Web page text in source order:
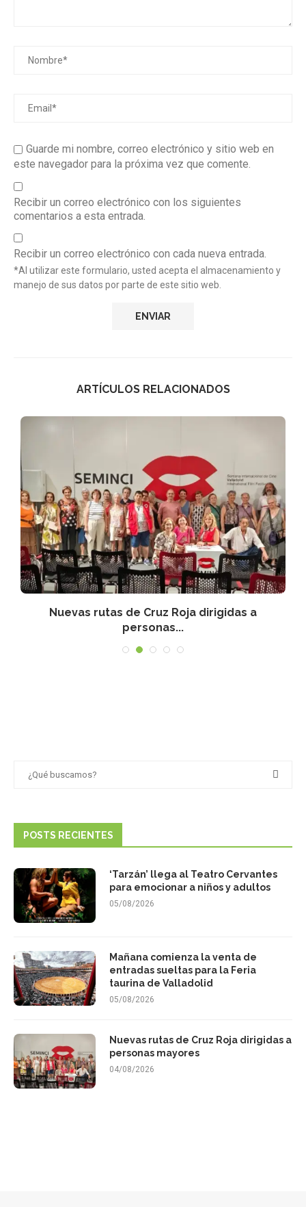
Guarde mi nombre, correo electrónico y sitio web en
este navegador para la próxima vez que comente.
Recibir un correo electrónico con los siguientes
comentarios a esta entrada.
Recibir un correo electrónico con cada nueva entrada.
*Al utilizar este formulario, usted acepta el almacenamiento y
manejo de sus datos por parte de este sitio web.
ARTÍCULOS RELACIONADOS
Nuevas rutas de Cruz Roja dirigidas a
personas...
POSTS RECIENTES
‘Tarzán’ llega al Teatro Cervantes
para emocionar a niños y adultos
05/08/2026
Mañana comienza la venta de
entradas sueltas para la Feria
taurina de Valladolid
05/08/2026
Nuevas rutas de Cruz Roja dirigidas a
personas mayores
04/08/2026